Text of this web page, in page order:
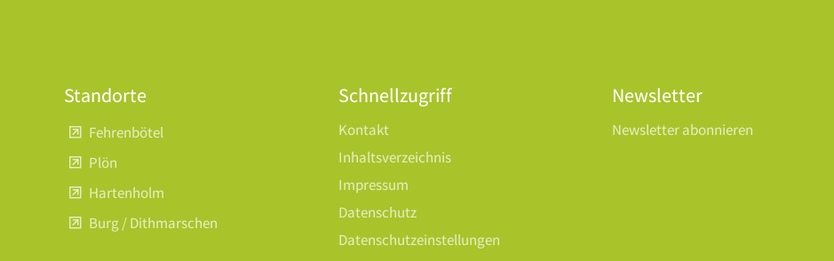
Standorte
Fehrenbötel
Plön
Hartenholm
Burg / Dithmarschen
Schnellzugriff
Kontakt
Inhaltsverzeichnis
Impressum
Datenschutz
Datenschutzeinstellungen
Newsletter
Newsletter abonnieren